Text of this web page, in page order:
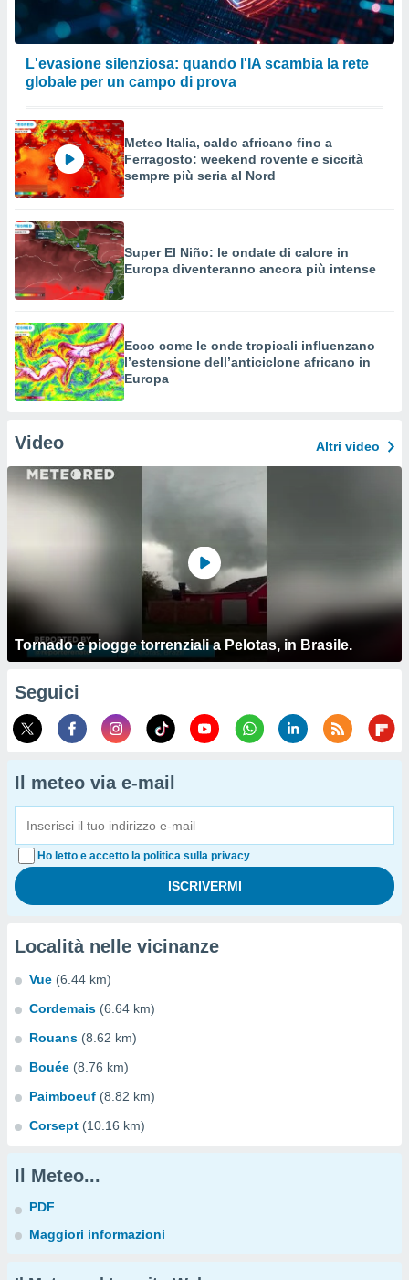
L'evasione silenziosa: quando l'IA scambia la rete
globale per un campo di prova
Meteo Italia, caldo africano fino a
Ferragosto: weekend rovente e siccità
sempre più seria al Nord
Super El Niño: le ondate di calore in
Europa diventeranno ancora più intense
Ecco come le onde tropicali influenzano
l’estensione dell’anticiclone africano in
Europa
Video Altri video
Tornado e piogge torrenziali a Pelotas, in Brasile.
Seguici
Il meteo via e-mail
Ho letto e accetto la politica sulla privacy
Località nelle vicinanze
Vue (6.44 km)
Cordemais (6.64 km)
Rouans (8.62 km)
Bouée (8.76 km)
Paimboeuf (8.82 km)
Corsept (10.16 km)
Il Meteo...
PDF
Maggiori informazioni